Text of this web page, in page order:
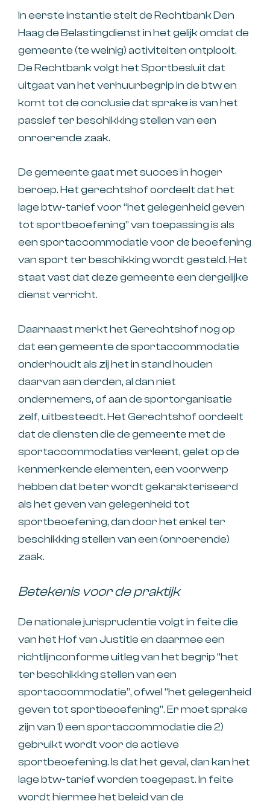
In eerste instantie stelt de Rechtbank Den
Haag de Belastingdienst in het gelijk omdat de
gemeente (te weinig) activiteiten ontplooit.
De Rechtbank volgt het Sportbesluit dat
uitgaat van het verhuurbegrip in de btw en
komt tot de conclusie dat sprake is van het
passief ter beschikking stellen van een
onroerende zaak.
De gemeente gaat met succes in hoger
beroep. Het gerechtshof oordeelt dat het
lage btw-tarief voor “het gelegenheid geven
tot sportbeoefening” van toepassing is als
een sportaccommodatie voor de beoefening
van sport ter beschikking wordt gesteld. Het
staat vast dat deze gemeente een dergelijke
dienst verricht.
Daarnaast merkt het Gerechtshof nog op
dat een gemeente de sportaccommodatie
onderhoudt als zij het in stand houden
daarvan aan derden, al dan niet
ondernemers, of aan de sportorganisatie
zelf, uitbesteedt. Het Gerechtshof oordeelt
dat de diensten die de gemeente met de
sportaccommodaties verleent, gelet op de
kenmerkende elementen, een voorwerp
hebben dat beter wordt gekarakteriseerd
als het geven van gelegenheid tot
sportbeoefening, dan door het enkel ter
beschikking stellen van een (onroerende)
zaak.
Betekenis voor de praktijk
De nationale jurisprudentie volgt in feite die
van het Hof van Justitie en daarmee een
richtlijnconforme uitleg van het begrip “het
ter beschikking stellen van een
sportaccommodatie”, ofwel “het gelegenheid
geven tot sportbeoefening”. Er moet sprake
zijn van 1) een sportaccommodatie die 2)
gebruikt wordt voor de actieve
sportbeoefening. Is dat het geval, dan kan het
lage btw-tarief worden toegepast. In feite
wordt hiermee het beleid van de